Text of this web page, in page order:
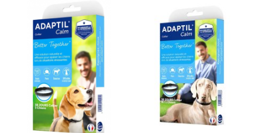
расходные материалы
Подарочные сертификаты
Товары для голубей
Товары для грызунов
Товары для лошадей